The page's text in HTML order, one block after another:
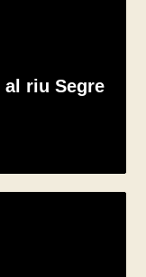
riu Segre